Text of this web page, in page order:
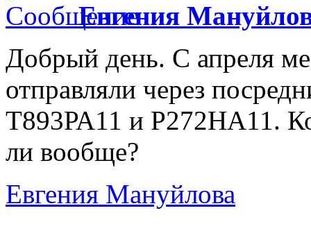
Евгения
Добрый день. С апреля
отправляли через
Т893РА11 и Р272НА11.
ли вообще?
Евгения Мануйлова